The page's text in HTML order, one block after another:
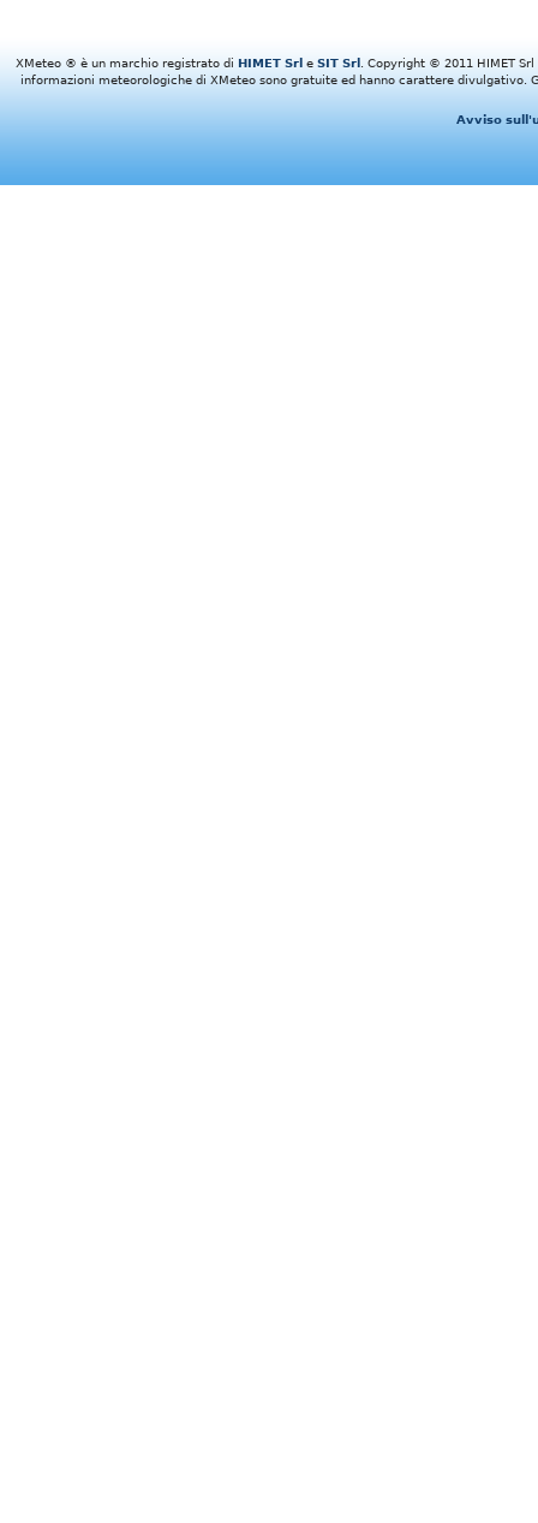
XMeteo ® è un marchio registrato di HIMET Srl e SIT Srl
. Copyright © 2011 HIMET
informazioni meteorologiche di XMeteo sono gratuite ed hanno carattere divulgativo.
Avviso